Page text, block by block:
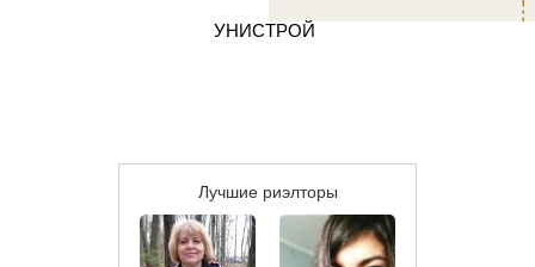
УНИСТРОЙ
Лучшие риэлторы